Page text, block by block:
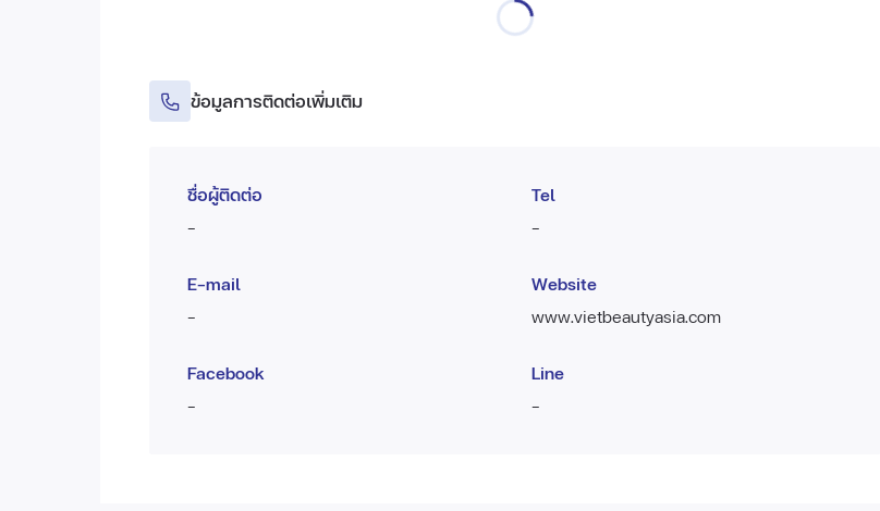
ข้อมูลการติดต่อเพิ่มเติม
ชื่อผู้ติดต่อ
-
Tel
-
E-mail
-
Website
www.vietbeautyasia.com
Facebook
-
Line
-